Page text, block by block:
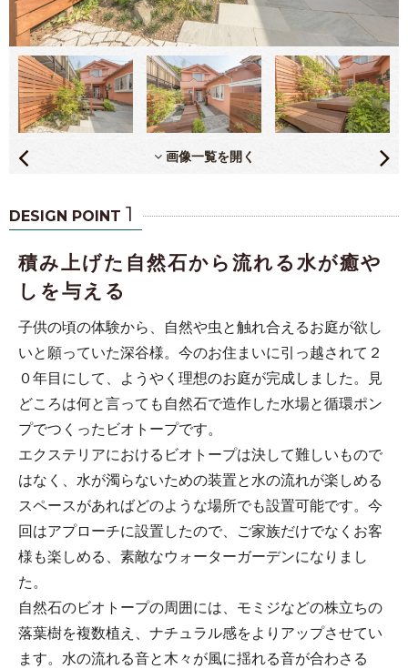
画像一覧を開く
DESIGN POINT 1
積み上げた自然石から流れる水が癒や
しを与える
子供の頃の体験から、自然や虫と触れ合えるお庭が欲し
いと願っていた深谷様。今のお住まいに引っ越されて２
０年目にして、ようやく理想のお庭が完成しました。見
どころは何と言っても自然石で造作した水場と循環ポン
プでつくったビオトープです。
エクステリアにおけるビオトープは決して難しいもので
はなく、水が濁らないための装置と水の流れが楽しめる
スペースがあればどのような場所でも設置可能です。今
回はアプローチに設置したので、ご家族だけでなくお客
様も楽しめる、素敵なウォーターガーデンになりまし
た。
自然石のビオトープの周囲には、モミジなどの株立ちの
落葉樹を複数植え、ナチュラル感をよりアップさせてい
ます。水の流れる音と木々が風に揺れる音が合わさる